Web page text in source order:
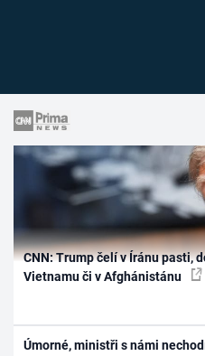
CNN: Trump čelí v Íránu pasti,
Vietnamu či v Afghánistánu
Úmorné, ministři s námi